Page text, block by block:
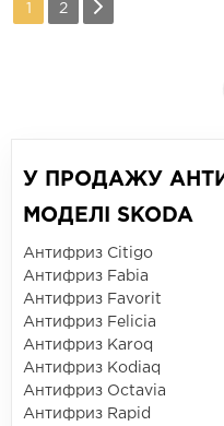
1 2
У ПРОДАЖУ
МОДЕЛІ SKODA
Антифриз Citigo
Антифриз Fabia
Антифриз Favorit
Антифриз Felicia
Антифриз Karoq
Антифриз Kodiaq
Антифриз Octavia
Антифриз Rapid